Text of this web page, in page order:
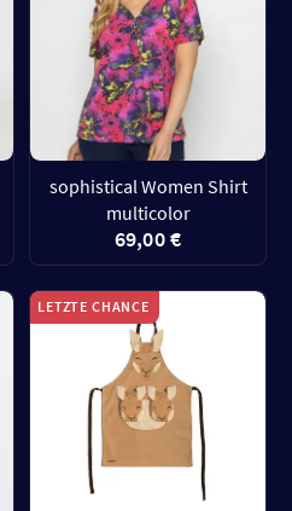
sophistical Women Shirt
multicolor
69,00 €
LETZTE CHANCE